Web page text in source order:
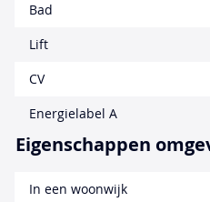
Bad
Lift
CV
Energielabel A
Eigenschappen
In een woonwijk